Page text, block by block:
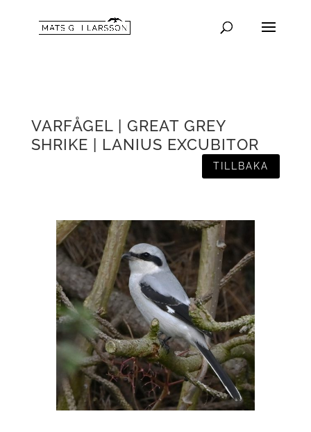
VARFÅGEL | GREAT GREY
SHRIKE | LANIUS EXCUBITOR
TILLBAKA